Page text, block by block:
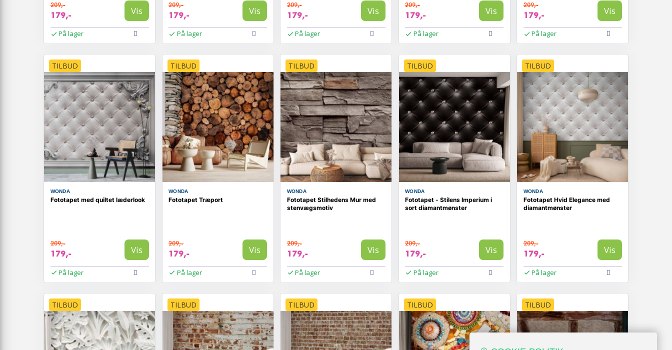
209,-
179,- Vis
På lager
209,-
179,- Vis
På lager
209,-
179,- Vis
På lager
209,-
179,- Vis
På lager
209,-
179,- Vis
På lager
TILBUD
WONDA
Fototapet med quiltet læderlook
209,-
179,- Vis
På lager
TILBUD
WONDA
Fototapet Træport
209,-
179,- Vis
På lager
TILBUD
WONDA
Fototapet Stilhedens Mur med
stenvægsmotiv
209,-
179,- Vis
På lager
TILBUD
WONDA
Fototapet - Stilens Imperium i
sort diamantmønster
209,-
179,- Vis
På lager
TILBUD
WONDA
Fototapet Hvid Elegance med
diamantmønster
209,-
179,- Vis
På lager
TILBUD TILBUD TILBUD TILBUD TILBUD